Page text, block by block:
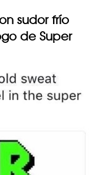
sudor frío
de Super